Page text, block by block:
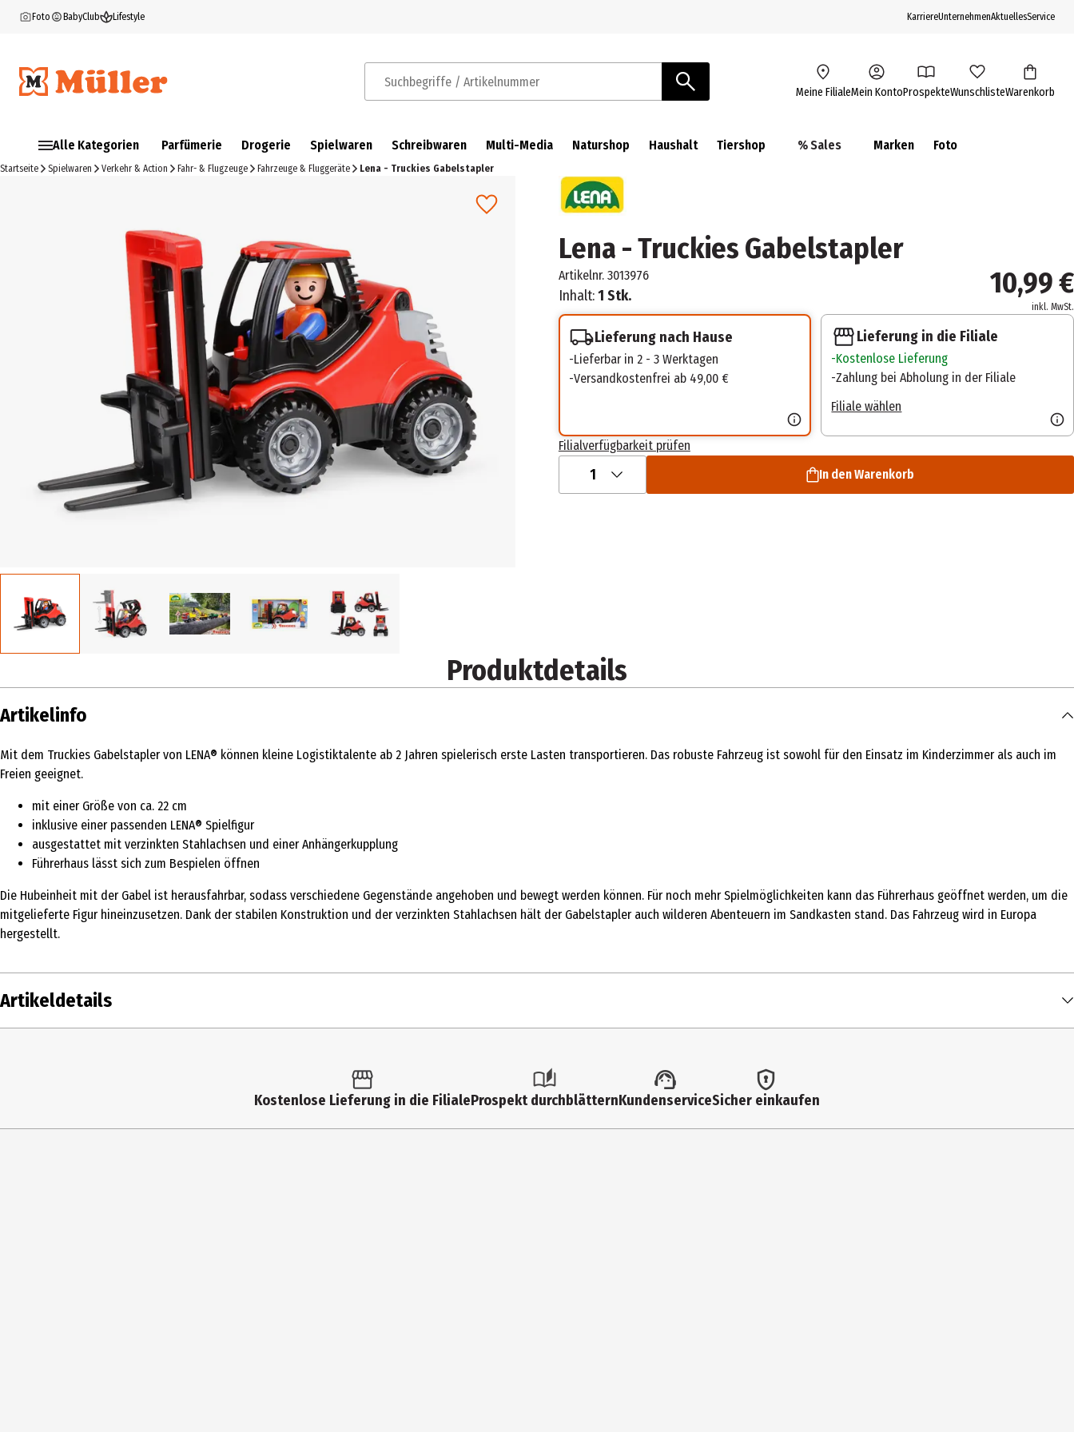
Foto BabyClub Lifestyle KarriereUnternehmenAktuellesService
Suchbegriffe / Artikelnummer Meine FilialeMein KontoProspekteWunschlisteWarenkorb
Alle Kategorien Parfümerie Drogerie Spielwaren Schreibwaren Multi-Media Naturshop Haushalt Tiershop % Sales Marken Foto
Startseite Spielwaren Verkehr & Action Fahr- & Flugzeuge Fahrzeuge & Fluggeräte Lena - Truckies Gabelstapler
Lena - Truckies Gabelstapler
Artikelnr. 3013976
Inhalt:1 Stk. 10,99 €
inkl. MwSt.
Lieferung nach Hause
Lieferbar in 2 - 3 Werktagen
Versandkostenfrei ab 49,00 €
Lieferung in die Filiale
Kostenlose Lieferung
Zahlung bei Abholung in der Filiale
Filiale wählen
Filialverfügbarkeit prüfen
1 In den Warenkorb
Produktdetails
Artikelinfo
Mit dem Truckies Gabelstapler von LENA® können kleine Logistiktalente ab 2 Jahren spielerisch erste Lasten transportieren. Das robuste Fahrzeug ist sowohl für den Einsatz im Kinderzimmer als auch im
Freien geeignet.
mit einer Größe von ca. 22 cm
inklusive einer passenden LENA® Spielfigur
ausgestattet mit verzinkten Stahlachsen und einer Anhängerkupplung
Führerhaus lässt sich zum Bespielen öffnen
Die Hubeinheit mit der Gabel ist herausfahrbar, sodass verschiedene Gegenstände angehoben und bewegt werden können. Für noch mehr Spielmöglichkeiten kann das Führerhaus geöffnet werden, um die
mitgelieferte Figur hineinzusetzen. Dank der stabilen Konstruktion und der verzinkten Stahlachsen hält der Gabelstapler auch wilderen Abenteuern im Sandkasten stand. Das Fahrzeug wird in Europa
hergestellt.
Artikeldetails
Einfache Spielmodelle
Kostenlose Lieferung in die FilialeProspekt durchblätternKundenserviceSicher einkaufen